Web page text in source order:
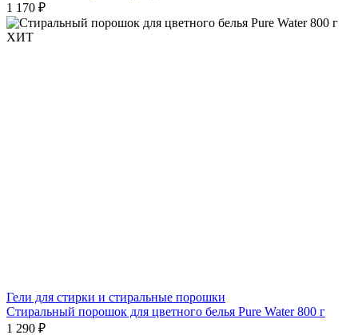
1 170 ₽
ХИТ
Гели для стирки и стиральные порошки
Стиральный порошок для цветного белья Pure Water 800 г
1 290 ₽